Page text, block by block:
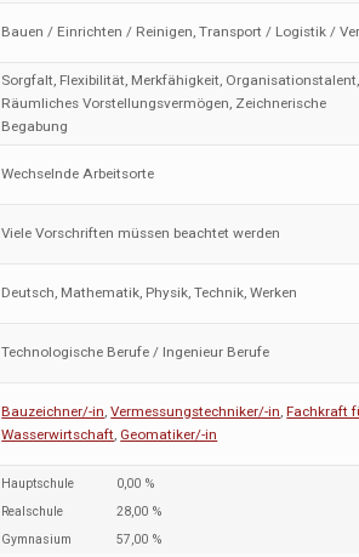
Bauen / Einrichten / Reinigen, Transport / Logistik /
Sorgfalt, Flexibilität, Merkfähigkeit, Organisationstalent,
Räumliches Vorstellungsvermögen, Zeichnerische
Begabung
Wechselnde Arbeitsorte
Viele Vorschriften müssen beachtet werden
Deutsch, Mathematik, Physik, Technik, Werken
Technologische Berufe / Ingenieur Berufe
Bauzeichner/-in,Vermessungstechniker/-in,Fachkraft
Wasserwirtschaft, Geomatiker/-in
Hauptschule
0,00 %
Realschule
28,00 %
Gymnasium
57,00 %